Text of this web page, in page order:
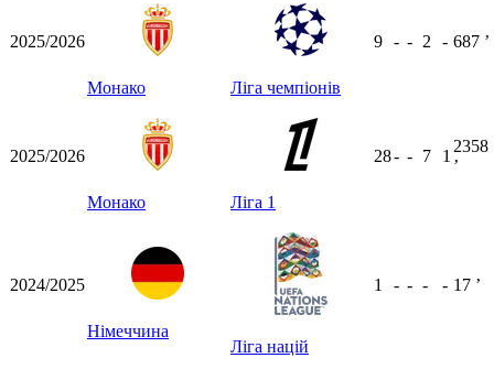
2025/2026
Монако Ліга чемпіонів
9 - - 2 - 687 ʼ
2025/2026
Монако Ліга 1
28- - 7 1
2358
ʼ
2024/2025
Німеччина
Ліга націй
1 - - - - 17 ʼ